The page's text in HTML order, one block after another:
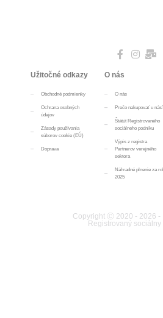
Užitočné odkazy
Obchodné podmienky
Ochrana osobných
údajov
Zásady používania
súborov cookie (EÚ)
Doprava
O nás
O nás
Prečo nakupovať u
Štátút Registrovaného
sociálneho podniku
Výpis z registra
Partnerov verejného
sektora
Náhradné plnenie za
2025
Copyright Ⓒ 2020 - 2026 -
Registrovaný